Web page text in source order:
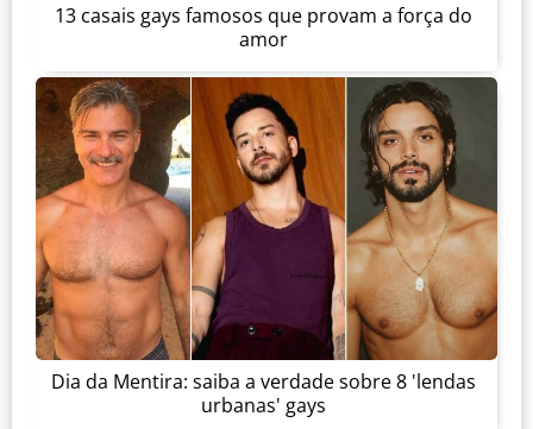
13 casais gays famosos que provam a força do
amor
Dia da Mentira: saiba a verdade sobre 8 'lendas
urbanas' gays